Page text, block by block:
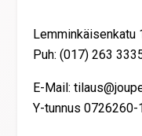
Lemminkäisenkatu
Puh: (017) 263
E-Mail:
Y-tunnus 0726260-1